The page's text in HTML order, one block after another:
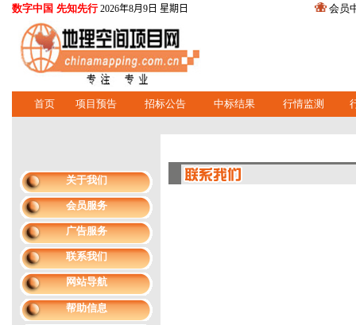
数字中国 先知先行 2026年8月9日 星期日 会员
首页 项目预告 招标公告 中标结果 行情监测
关于我们
会员服务
广告服务
联系我们
网站导航
帮助信息